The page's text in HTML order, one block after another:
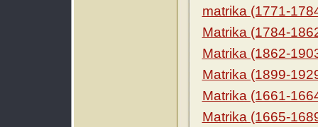
matrika (1771-
Matrika (1784-
Matrika (1862-
Matrika (1899-
Matrika (1661-
Matrika (1665-